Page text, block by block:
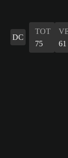
DC
TOT
75
61